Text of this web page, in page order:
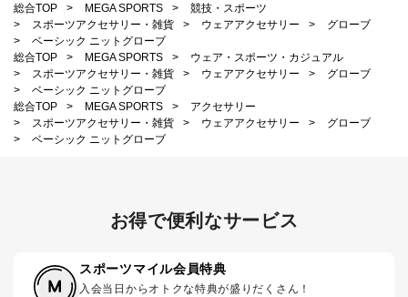
総合TOP
> MEGA SPORTS >
競技・スポーツ
>
スポーツアクセサリー・雑貨 > ウェアアクセサリー >
グローブ
>
ベーシック ニットグローブ
総合TOP
> MEGA SPORTS >
ウェア・スポーツ・カジュアル
>
スポーツアクセサリー・雑貨 > ウェアアクセサリー >
グローブ
>
ベーシック ニットグローブ
総合TOP
> MEGA SPORTS >
アクセサリー
>
スポーツアクセサリー・雑貨 > ウェアアクセサリー >
グローブ
>
ベーシック ニットグローブ
お得で便利なサービス
スポーツマイル会員特典
入会当日からオトクな特典が盛りだくさん！